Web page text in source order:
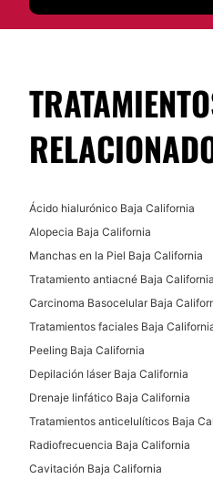
No
Cavitación
Ácido hialurónico Baja California
Alopecia Baja California
Manchas en la Piel Baja California
Tratamiento antiacné Baja California
Carcinoma Basocelular Baja
Tratamientos faciales Baja
Peeling Baja California
Depilación láser Baja California
Drenaje linfático Baja California
Tratamientos anticelulíticos Baja
Radiofrecuencia Baja California
Cavitación Baja California